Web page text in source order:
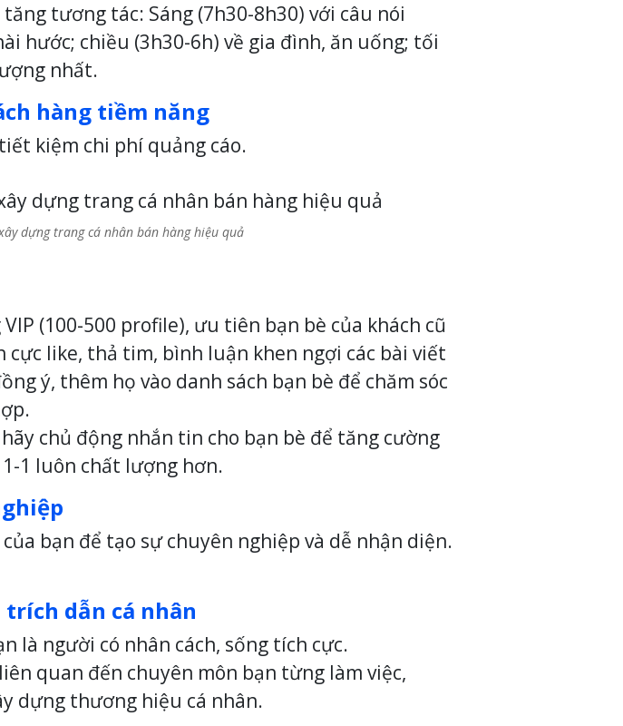
tương tác: Sáng (7h30-8h30) với câu nói
hước; chiều (3h30-6h) về gia đình, ăn uống; tối
nhất.
hàng tiềm năng
kiệm chi phí quảng cáo.
dựng trang cá nhân bán hàng hiệu quả
(100-500 profile), ưu tiên bạn bè của khách cũ
like, thả tim, bình luận khen ngợi các bài viết
ý, thêm họ vào danh sách bạn bè để chăm sóc
chủ động nhắn tin cho bạn bè để tăng cường
1 luôn chất lượng hơn.
bạn để tạo sự chuyên nghiệp và dễ nhận diện.
dẫn cá nhân
là người có nhân cách, sống tích cực.
quan đến chuyên môn bạn từng làm việc,
dựng thương hiệu cá nhân.